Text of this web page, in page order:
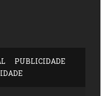
PUBLICIDADE